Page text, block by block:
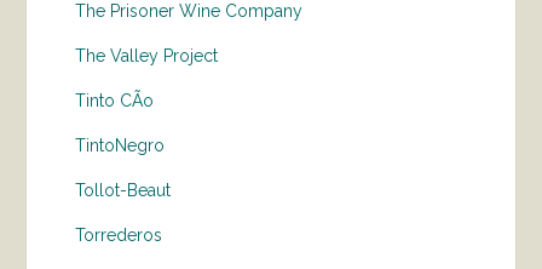
The Prisoner Wine Company
The Valley Project
Tinto CÃo
TintoNegro
Tollot-Beaut
Torrederos